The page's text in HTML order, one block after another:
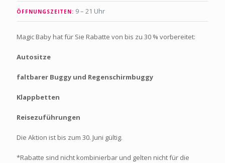
ÖFFNUNGSZEITEN: 9 – 21 Uhr
Magic Baby hat für Sie Rabatte von bis zu 30 % vorbereitet:
Autositze
faltbarer Buggy und Regenschirmbuggy
Klappbetten
Reisezuführungen
Die Aktion ist bis zum 30. Juni gültig.
*Rabatte sind nicht kombinierbar und gelten nicht für die